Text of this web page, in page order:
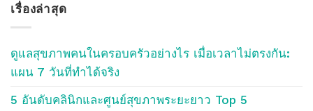
บลอค
Blog
เรื่องล่าสุด
ดูแลสุขภาพคนในครอบครัวอย่างไร เมื่อเวลาไม่ตรงกัน:
แผน 7 วันที่ทำได้จริง
5 อันดับคลินิกและศูนย์สุขภาพระยะยาว Top 5